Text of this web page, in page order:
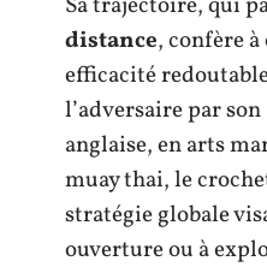
distance, confère
efficacité
l’adversaire par
anglaise, en arts
muay thai, le
stratégie globale
ouverture ou à